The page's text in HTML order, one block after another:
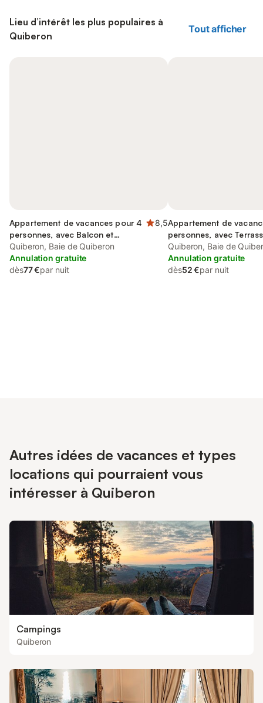
Lieu d’intérêt les plus populaires à
Quiberon
Tout afficher
Appartement de vacances pour 4
personnes, avec Balcon et
Terrasse
8,5
Quiberon, Baie de Quiberon
Annulation gratuite
dès77 €par nuit
Appartement de
personnes, avec
Quiberon, Baie de
Annulation gratuite
dès52 €par nuit
Autres idées de vacances et types
locations qui pourraient vous
intéresser à Quiberon
Campings
Quiberon